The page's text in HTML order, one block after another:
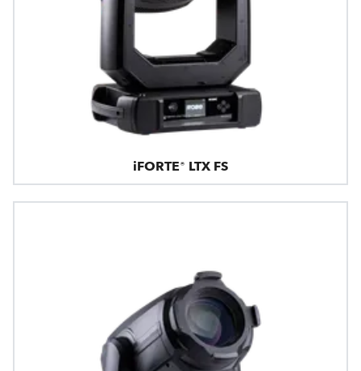
iFORTE® LTX FS